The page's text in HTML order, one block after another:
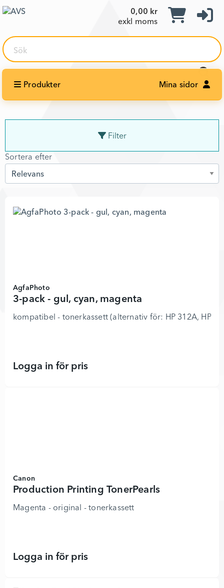
0,00 kr
exkl moms
Sök
Produkter Mina sidor
Filter
Sortera efter
Sortera efter
AgfaPhoto
3-pack - gul, cyan, magenta
kompatibel - tonerkassett (alternativ för: HP 312A, HP
Logga in för pris3-pack - gul, cyan, magenta -
Canon
Production Printing TonerPearls
Magenta - original - tonerkassett
Logga in för prisProduction Printing TonerPearls -